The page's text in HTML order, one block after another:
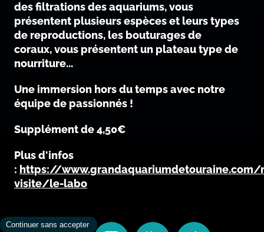
des filtrations des aquariums, vous
présentent plusieurs espèces et leurs types
de reproductions, les bouturages de
coraux, vous présentent un plateau type de
nourriture...
Une immersion hors du temps avec notre
équipe de passionnés !
Supplément de 4,50€
Plus d'infos
: https://www.grandaquariumdetouraine.com/
visite/le-labo